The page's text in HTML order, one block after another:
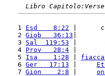
Libro
1 Esd    8:22 |
2 Giob   36:13 |
3 Sal  119:53 |
4 Prov   28:4 |
5 Isa    1:28
6 Ger   17:13
7 Gion    2:8